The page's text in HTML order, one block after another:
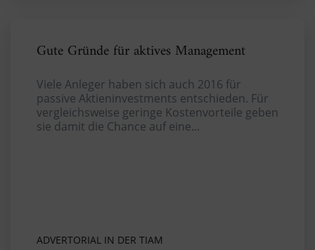
Gute Gründe für aktives Management
Viele Anleger haben sich auch 2016 für
passive Aktieninvestments entschieden. Für
vergleichsweise geringe Kostenvorteile geben
sie damit die Chance auf eine...
ADVERTORIAL IN DER TIAM